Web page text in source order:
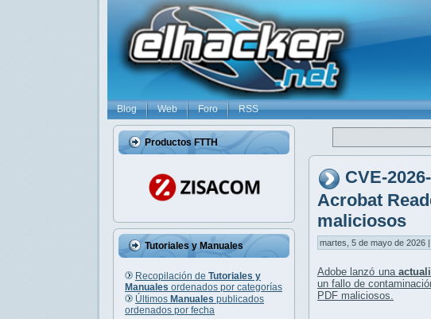
Blog Web Foro RSS
Productos FTTH
Tutoriales y Manuales
Recopilación de Tutoriales y
Manuales ordenados por categorías
Últimos Manuales publicados
ordenados por fecha
CVE-
Acrobat
maliciosos
martes, 5 de mayo de 2026
Adobe lanzó una
un fallo de
PDF maliciosos.